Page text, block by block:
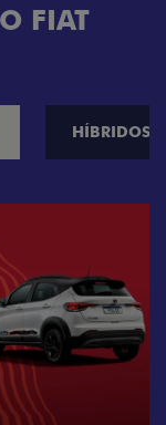
FIAT
HÍBRIDOS